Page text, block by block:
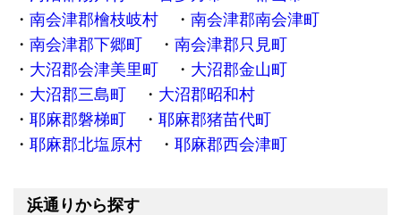
南会津郡檜枝岐村
南会津郡南会津町
南会津郡下郷町
南会津郡只見町
大沼郡会津美里町
大沼郡金山町
大沼郡三島町
大沼郡昭和村
耶麻郡磐梯町
耶麻郡猪苗代町
耶麻郡北塩原村
耶麻郡西会津町
浜通りから探す